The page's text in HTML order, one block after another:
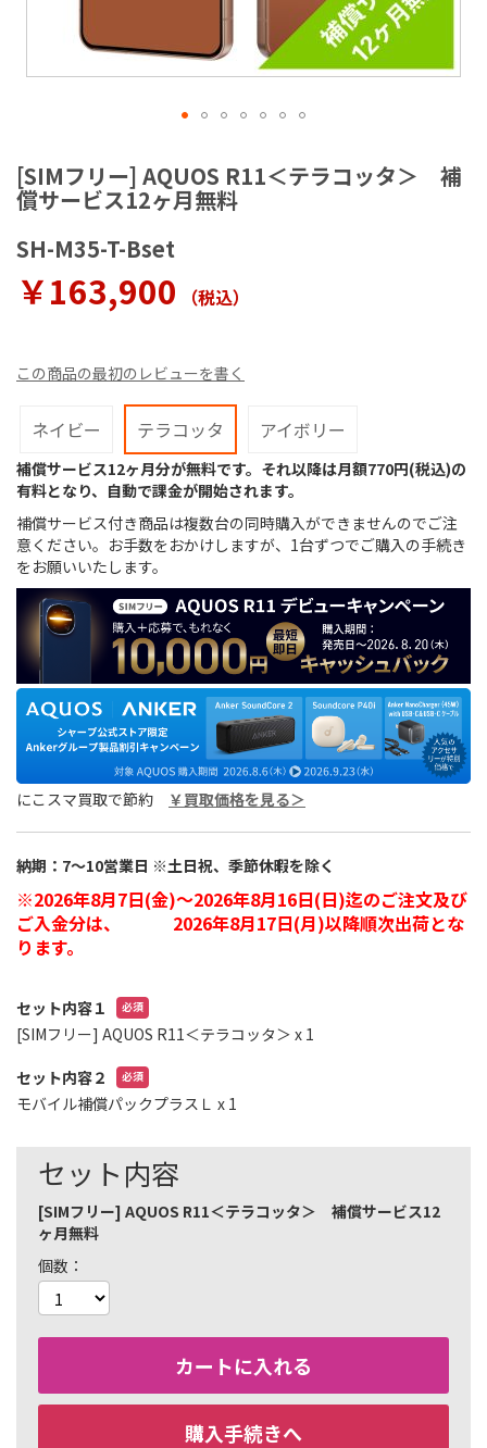
[SIMフリー] AQUOS R11＜テラコッタ＞ 補
償サービス12ヶ月無料
SH-M35-T-Bset
￥163,900 （税込）
この商品の最初のレビューを書く
ネイビー テラコッタ アイボリー
補償サービス12ヶ月分が無料です。それ以降は月額770円(税込)の
有料となり、自動で課金が開始されます。
補償サービス付き商品は複数台の同時購入ができませんのでご注
意ください。お手数をおかけしますが、1台ずつでご購入の手続き
をお願いいたします。
にこスマ買取で節約 ￥買取価格を見る＞
納期：7～10営業日 ※土日祝、季節休暇を除く
※2026年8月7日(金)～2026年8月16日(日)迄のご注文及び
ご入金分は、 2026年8月17日(月)以降順次出荷とな
ります。
メ
ー
ジ
ャ
リ
初
移
す
る
セット内容１
[SIMフリー] AQUOS R11＜テラコッタ＞ x 1
セット内容２
モバイル補償パックプラスＬ x 1
セット内容
[SIMフリー] AQUOS R11＜テラコッタ＞ 補償サービス12
ヶ月無料
個数
カートに入れる
購入手続きへ